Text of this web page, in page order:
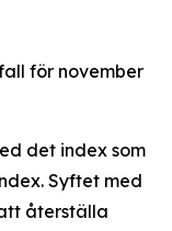
för november
det index som
Syftet med
återställa